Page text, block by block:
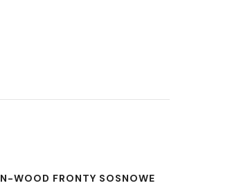
N-WOOD FRONTY SOSNOWE